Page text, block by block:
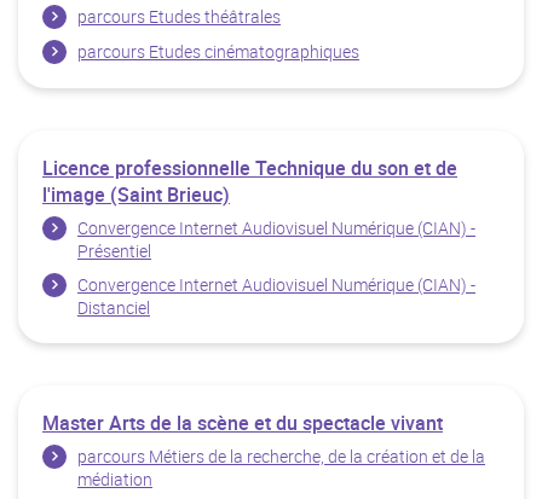
parcours Etudes théâtrales
parcours Etudes cinématographiques
Licence professionnelle Technique du son et de
l'image (Saint Brieuc)
Convergence Internet Audiovisuel Numérique (CIAN) -
Présentiel
Convergence Internet Audiovisuel Numérique (CIAN) -
Distanciel
Master Arts de la scène et du spectacle vivant
parcours Métiers de la recherche, de la création et de la
médiation